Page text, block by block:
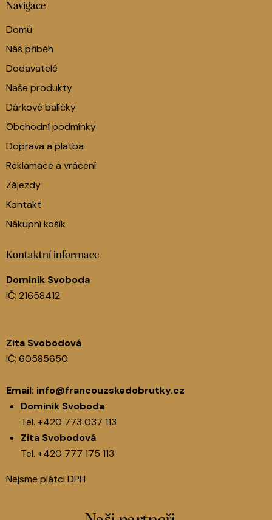
Navigace
Domů
Náš příběh
Dodavatelé
Naše produkty
Dárkové balíčky
Obchodní podmínky
Doprava a platba
Reklamace a vrácení
Zájezdy
Kontakt
Nákupní košík
Kontaktní informace
Dominik Svoboda
IČ: 21658412
Zita Svobodová
IČ: 60585650
Email: info@francouzskedobrutky.cz
Dominik Svoboda
Tel. +420 773 037 113
Zita Svobodová
Tel. +420 777 175 113
Nejsme plátci DPH